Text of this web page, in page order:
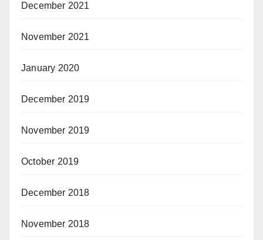
December 2021
November 2021
January 2020
December 2019
November 2019
October 2019
December 2018
November 2018